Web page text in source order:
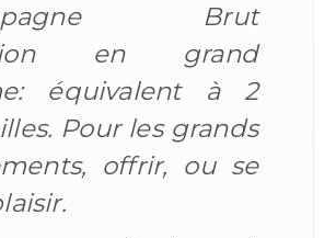
Brut
en grand
équivalent à 2
Pour les grands
offrir, ou se